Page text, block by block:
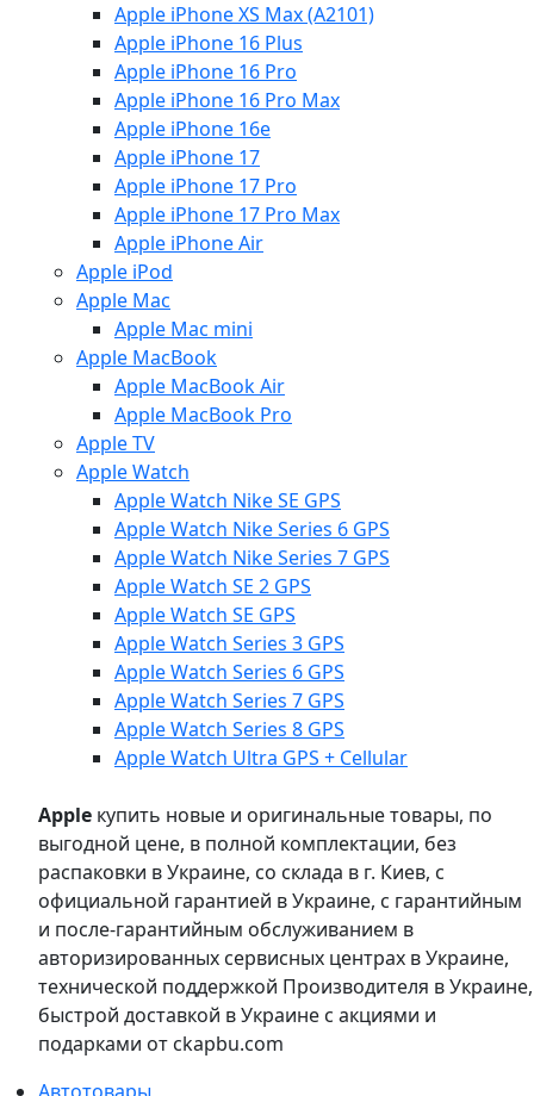
Apple iPhone XS Max (A2101)
Apple iPhone 16 Plus
Apple iPhone 16 Pro
Apple iPhone 16 Pro Max
Apple iPhone 16e
Apple iPhone 17
Apple iPhone 17 Pro
Apple iPhone 17 Pro Max
Apple iPhone Air
Apple iPod
Apple Mac
Apple Mac mini
Apple MacBook
Apple MacBook Air
Apple MacBook Pro
Apple TV
Apple Watch
Apple Watch Nike SE GPS
Apple Watch Nike Series 6 GPS
Apple Watch Nike Series 7 GPS
Apple Watch SE 2 GPS
Apple Watch SE GPS
Apple Watch Series 3 GPS
Apple Watch Series 6 GPS
Apple Watch Series 7 GPS
Apple Watch Series 8 GPS
Apple Watch Ultra GPS + Cellular
Apple купить новые и оригинальные товары, по
выгодной цене, в полной комплектации, без
распаковки в Украине, со склада в г. Киев, с
официальной гарантией в Украине, с гарантийным
и после-гарантийным обслуживанием в
авторизированных сервисных центрах в Украине,
технической поддержкой Производителя в Украине,
быстрой доставкой в Украине с акциями и
подарками от ckapbu.com